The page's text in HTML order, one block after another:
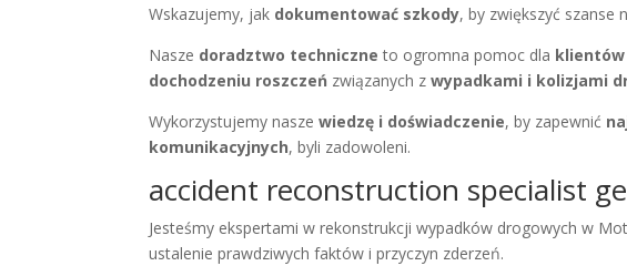
Wskazujemy, jak dokumentować szkody, by zwiększyć szanse
Nasze doradztwo techniczne to ogromna pomoc dla
dochodzeniu roszczeń związanych zwypadkami i kolizjami
Wykorzystujemy naszewiedzę i doświadczenie, by zapewnić
komunikacyjnych, byli zadowoleni.
accident reconstruction specialist
Jesteśmy ekspertami w rekonstrukcji wypadków drogowych w
ustalenie prawdziwych faktów i przyczyn zderzeń.